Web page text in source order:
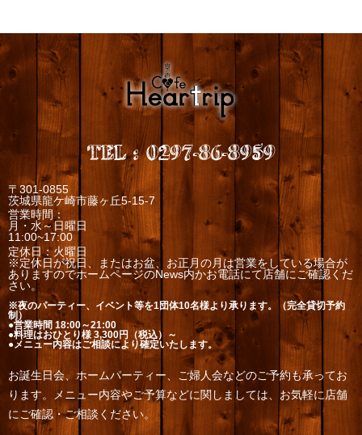
TEL:0297-86-8959
〒301-0855
茨城県龍ケ崎市藤ヶ丘5-15-7
営業時間：
月・水～日曜日
11:00~17:00
定休日：火曜日
※定休日が祝日、またはお盆、お正月の月は営業をしている場合が
ありますのでホームページのNews内かお電話にて店舗にご確認くだ
さい。
※夜のパーティー、イベント等を1団体10名様より承ります。（完全貸切予約
制）
●営業時間 18:00～21:00
●料理はおひとり様 3,300円（税込）～
●メニュー内容はご相談により確定いたします。
お誕生日会、ホームパーティー、ご婦人会などのご予約も承ってお
ります。メニュー内容やご予算などに関しましては、お気軽に店舗
にご確認・ご相談ください。